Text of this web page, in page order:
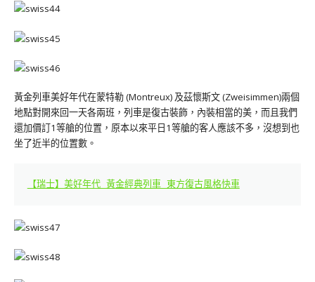
黃金列車美好年代在蒙特勒 (Montreux) 及茲懷斯文 (Zweisimmen)兩個
地點對開來回一天各兩班，列車是復古裝飾，內裝相當的美，而且我們
還加價訂1等艙的位置，原本以來平日1等艙的客人應該不多，沒想到也
坐了近半的位置數。
【瑞士】美好年代 黃金經典列車 東方復古風格快車